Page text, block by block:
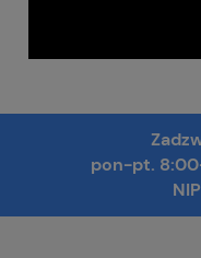
pon-pt.